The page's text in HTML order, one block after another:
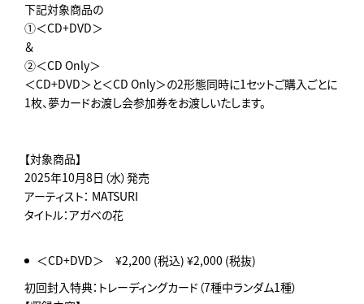
下記対象商品の
①＜CD+DVD＞
＆
②＜CD Only＞
＜CD+DVD＞と＜CD Only＞の2形態同時に1セットご購入ごとに
1枚、夢カードお渡し会参加券をお渡しいたします。
【対象商品】
2025年10月8日（水）発売
アーティスト： MATSURI
タイトル：アガベの花
＜CD+DVD＞ ¥2,200 (税込) ¥2,000 (税抜)
初回封入特典：トレーディングカード（7種中ランダム1種）